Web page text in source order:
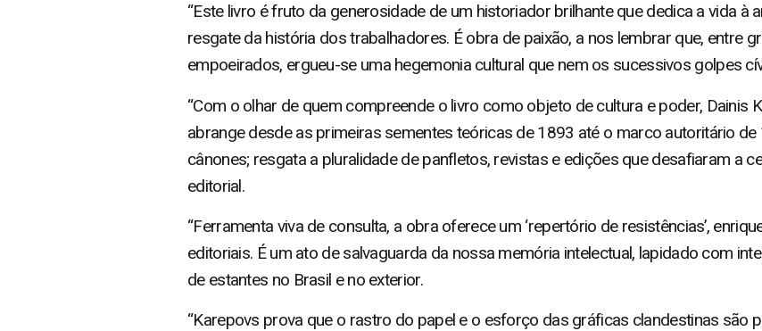
“Este livro é fruto da generosidade de um historiador brilhante que dedica a vida à
resgate da história dos trabalhadores. É obra de paixão, a nos lembrar que, entre
empoeirados, ergueu-se uma hegemonia cultural que nem os sucessivos golpes
“Com o olhar de quem compreende o livro como objeto de cultura e poder, Dainis
abrange desde as primeiras sementes teóricas de 1893 até o marco autoritário
cânones; resgata a pluralidade de panfletos, revistas e edições que desafiaram a
editorial.
“Ferramenta viva de consulta, a obra oferece um ‘repertório de resistências’,
editoriais. É um ato de salvaguarda da nossa memória intelectual, lapidado com
de estantes no Brasil e no exterior.
“Karepovs prova que o rastro do papel e o esforço das gráficas clandestinas são